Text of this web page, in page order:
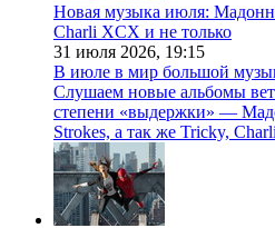
Новая музыка июля:
Charli XCX и не только
31 июля 2026, 19:15
В июле в мир большой
Слушаем новые альбомы
степени «выдержки» —
Strokes, а так же Tricky,